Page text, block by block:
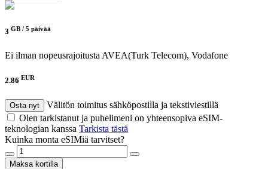
3 GB / 5 päivää
Ei ilman nopeusrajoitusta AVEA(Turk Telecom), Vodafone
2.86 EUR
Osta nyt
Välitön toimitus sähköpostilla ja tekstiviestillä
Olen tarkistanut ja puhelimeni on yhteensopiva eSIM-
teknologian kanssa Tarkista tästä
Kuinka monta eSIMiä tarvitset?
Maksa kortilla